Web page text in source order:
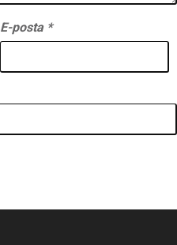
E-posta *